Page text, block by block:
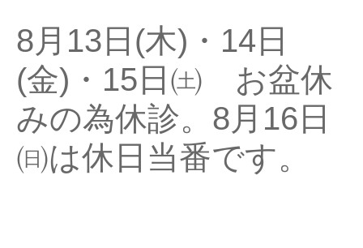
8月13日(木)・14日
(金)・15日㈯ お盆休
みの為休診。8月16日
㈰は休日当番です。